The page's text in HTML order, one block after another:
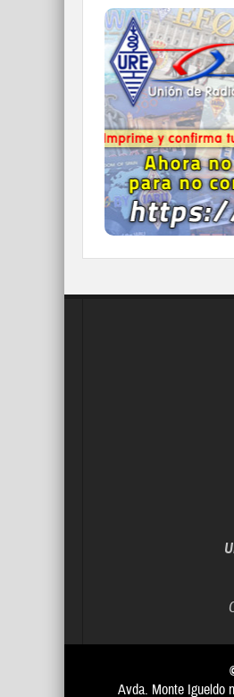
QDURE -
Imprime y
Nunca
el
IR
Avda. Monte Igueldo